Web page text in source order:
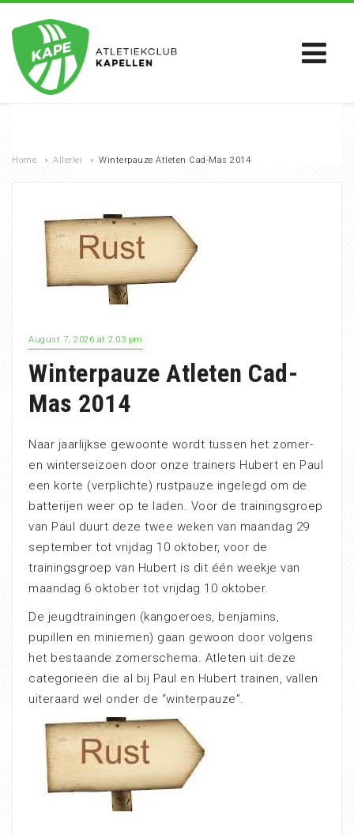
Home › Allerlei › Winterpauze Atleten Cad-Mas 2014
August 7, 2026 at 2:03 pm
Winterpauze Atleten Cad-
Mas 2014
Naar jaarlijkse gewoonte wordt tussen het zomer-
en winterseizoen door onze trainers Hubert en Paul
een korte (verplichte) rustpauze ingelegd om de
batterijen weer op te laden. Voor de trainingsgroep
van Paul duurt deze twee weken van maandag 29
september tot vrijdag 10 oktober, voor de
trainingsgroep van Hubert is dit één weekje van
maandag 6 oktober tot vrijdag 10 oktober.
De jeugdtrainingen (kangoeroes, benjamins,
pupillen en miniemen) gaan gewoon door volgens
het bestaande zomerschema. Atleten uit deze
categorieën die al bij Paul en Hubert trainen, vallen
uiteraard wel onder de “winterpauze”.